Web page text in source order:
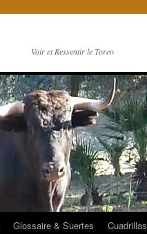
Voir et Ressentir le Toreo
Glossaire & Suertes
Cuadrillas